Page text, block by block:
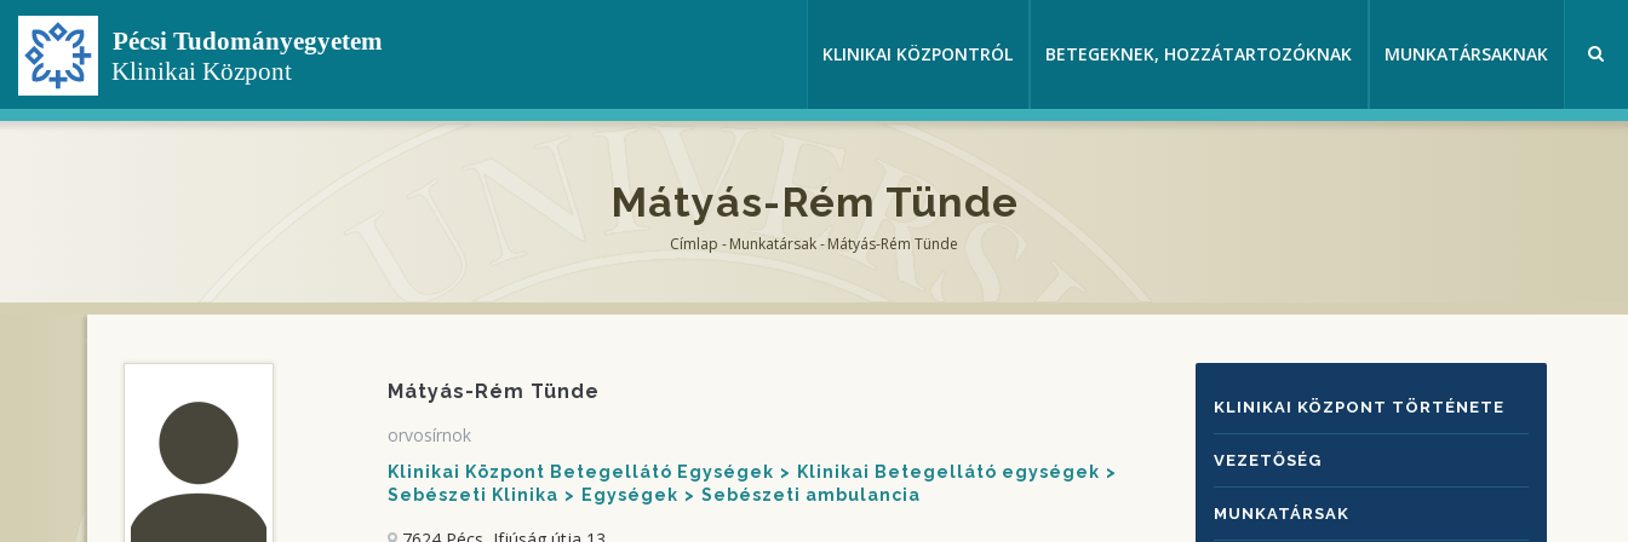
Ugrás
tartalomra
KLINIKAI KÖZPONTRÓL BETEGEKNEK, HOZZÁTARTOZÓKNAK MUNKATÁRSAKNAK
Mátyás-Rém Tünde
Címlap -Munkatársak-Mátyás-Rém Tünde
Mátyás-Rém Tünde
orvosírnok
Klinikai Központ Betegellátó Egységek
Klinikai Betegellátó egységek
Sebészeti Klinika
Egységek Sebészeti ambulancia
KLINIKAI
KÖZPONTRÓL
KLINIKAI KÖZPONT TÖRTÉNETE
VEZETŐSÉG
MUNKATÁRSAK